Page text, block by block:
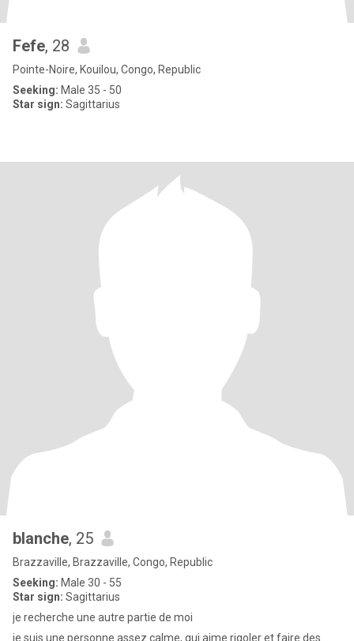
Fefe, 28
Pointe-Noire, Kouilou, Congo, Republic
Seeking: Male 35 - 50
Star sign: Sagittarius
blanche, 25
Brazzaville, Brazzaville, Congo, Republic
Seeking: Male 30 - 55
Star sign: Sagittarius
je recherche une autre partie de moi
je suis une personne assez calme, qui aime rigoler et faire des